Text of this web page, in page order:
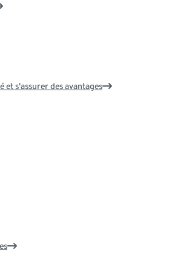
et s'assurer des avantages